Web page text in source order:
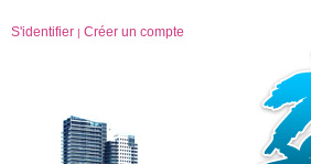
S'identifier | Créer un compte